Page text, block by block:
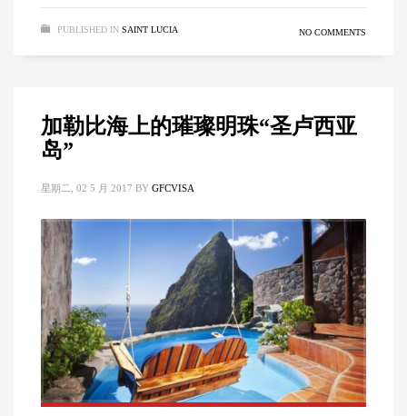
PUBLISHED IN SAINT LUCIA NO COMMENTS
加勒比海上的璀璨明珠“圣卢西亚
岛”
星期二, 02 5 月 2017 BY GFCVISA